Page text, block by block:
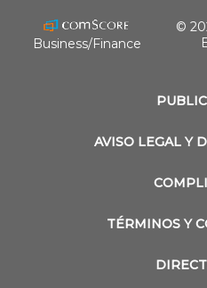
AVISO LEGAL Y
TÉRMINOS Y
Business/Finance
©